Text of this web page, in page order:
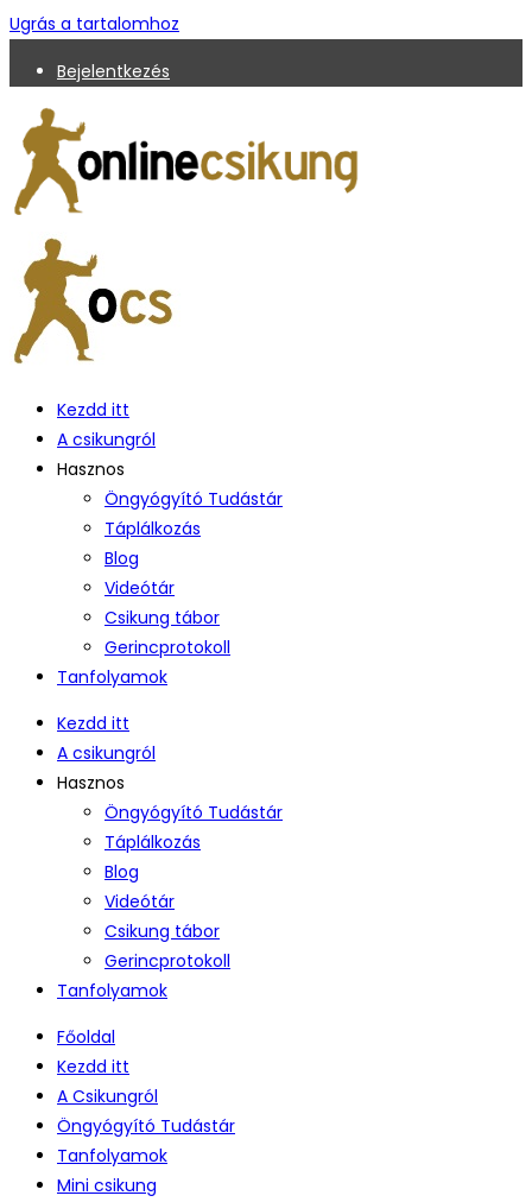
Ugrás a tartalomhoz
Bejelentkezés
Kezdd itt
A csikungról
Hasznos
Öngyógyító Tudástár
Táplálkozás
Blog
Videótár
Csikung tábor
Gerincprotokoll
Tanfolyamok
Kezdd itt
A csikungról
Hasznos
Öngyógyító Tudástár
Táplálkozás
Blog
Videótár
Csikung tábor
Gerincprotokoll
Tanfolyamok
Főoldal
Kezdd itt
A Csikungról
Öngyógyító Tudástár
Tanfolyamok
Mini csikung